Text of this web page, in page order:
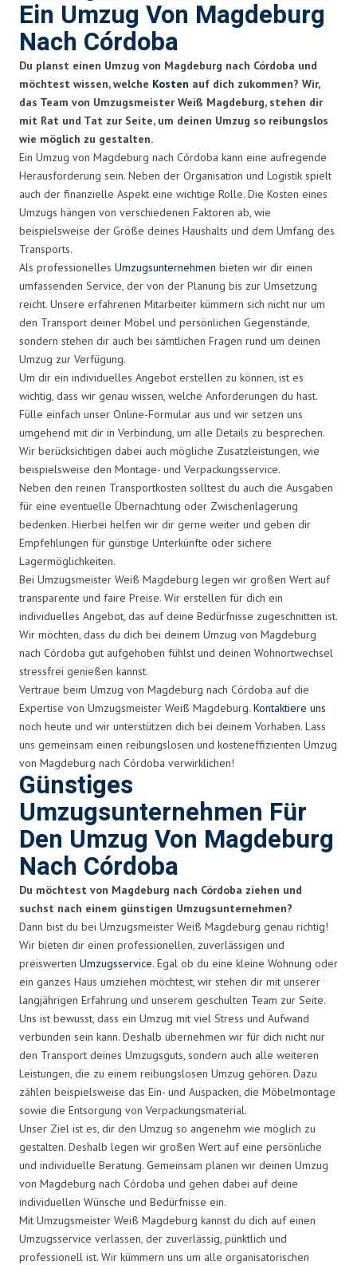
Ein Umzug Von Magdeburg
Nach Córdoba
Du planst einen Umzug von Magdeburg nach Córdoba und
möchtest wissen, welche Kosten auf dich zukommen? Wir,
das Team von Umzugsmeister Weiß Magdeburg, stehen dir
mit Rat und Tat zur Seite, um deinen Umzug so reibungslos
wie möglich zu gestalten.
Ein Umzug von Magdeburg nach Córdoba kann eine aufregende
Herausforderung sein. Neben der Organisation und Logistik spielt
auch der finanzielle Aspekt eine wichtige Rolle. Die Kosten eines
Umzugs hängen von verschiedenen Faktoren ab, wie
beispielsweise der Größe deines Haushalts und dem Umfang des
Transports.
Als professionelles Umzugsunternehmen bieten wir dir einen
umfassenden Service, der von der Planung bis zur Umsetzung
reicht. Unsere erfahrenen Mitarbeiter kümmern sich nicht nur um
den Transport deiner Möbel und persönlichen Gegenstände,
sondern stehen dir auch bei sämtlichen Fragen rund um deinen
Umzug zur Verfügung.
Um dir ein individuelles Angebot erstellen zu können, ist es
wichtig, dass wir genau wissen, welche Anforderungen du hast.
Fülle einfach unser Online-Formular aus und wir setzen uns
umgehend mit dir in Verbindung, um alle Details zu besprechen.
Wir berücksichtigen dabei auch mögliche Zusatzleistungen, wie
beispielsweise den Montage- und Verpackungsservice.
Neben den reinen Transportkosten solltest du auch die Ausgaben
für eine eventuelle Übernachtung oder Zwischenlagerung
bedenken. Hierbei helfen wir dir gerne weiter und geben dir
Empfehlungen für günstige Unterkünfte oder sichere
Lagermöglichkeiten.
Bei Umzugsmeister Weiß Magdeburg legen wir großen Wert auf
transparente und faire Preise. Wir erstellen für dich ein
individuelles Angebot, das auf deine Bedürfnisse zugeschnitten ist.
Wir möchten, dass du dich bei deinem Umzug von Magdeburg
nach Córdoba gut aufgehoben fühlst und deinen Wohnortwechsel
stressfrei genießen kannst.
Vertraue beim Umzug von Magdeburg nach Córdoba auf die
Expertise von Umzugsmeister Weiß Magdeburg. Kontaktiere uns
noch heute und wir unterstützen dich bei deinem Vorhaben. Lass
uns gemeinsam einen reibungslosen und kosteneffizienten Umzug
von Magdeburg nach Córdoba verwirklichen!
Günstiges
Umzugsunternehmen Für
Den Umzug Von Magdeburg
Nach Córdoba
Du möchtest von Magdeburg nach Córdoba ziehen und
suchst nach einem günstigen Umzugsunternehmen?
Dann bist du bei Umzugsmeister Weiß Magdeburg genau richtig!
Wir bieten dir einen professionellen, zuverlässigen und
preiswerten Umzugsservice. Egal ob du eine kleine Wohnung oder
ein ganzes Haus umziehen möchtest, wir stehen dir mit unserer
langjährigen Erfahrung und unserem geschulten Team zur Seite.
Uns ist bewusst, dass ein Umzug mit viel Stress und Aufwand
verbunden sein kann. Deshalb übernehmen wir für dich nicht nur
den Transport deines Umzugsguts, sondern auch alle weiteren
Leistungen, die zu einem reibungslosen Umzug gehören. Dazu
zählen beispielsweise das Ein- und Auspacken, die Möbelmontage
sowie die Entsorgung von Verpackungsmaterial.
Unser Ziel ist es, dir den Umzug so angenehm wie möglich zu
gestalten. Deshalb legen wir großen Wert auf eine persönliche
und individuelle Beratung. Gemeinsam planen wir deinen Umzug
von Magdeburg nach Córdoba und gehen dabei auf deine
individuellen Wünsche und Bedürfnisse ein.
Mit Umzugsmeister Weiß Magdeburg kannst du dich auf einen
Umzugsservice verlassen, der zuverlässig, pünktlich und
professionell ist. Wir kümmern uns um alle organisatorischen